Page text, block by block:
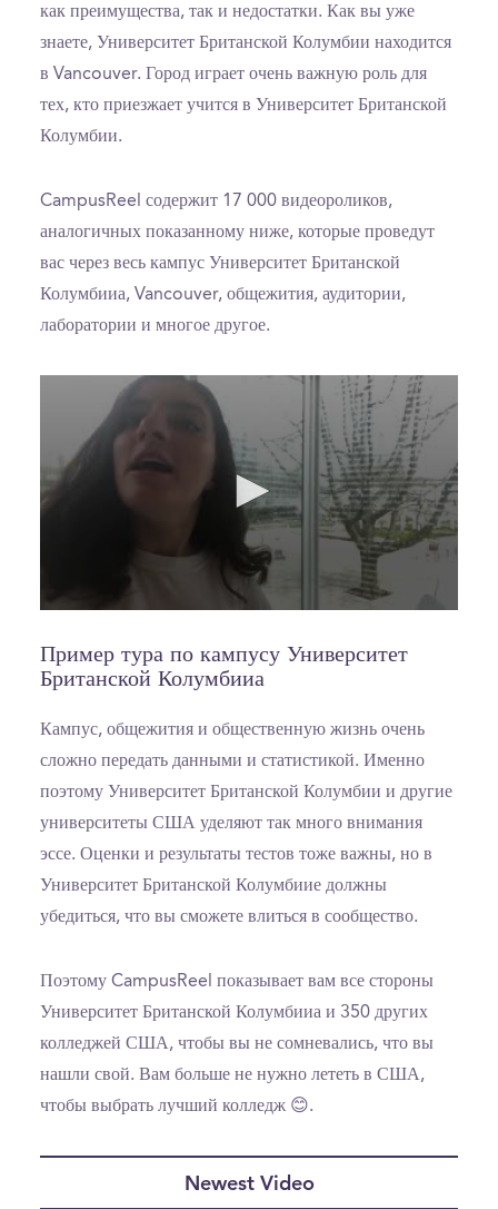
как преимущества, так и недостатки. Как вы уже
знаете, Университет Британской Колумбии находится
в Vancouver. Город играет очень важную роль для
тех, кто приезжает учится в Университет Британской
Колумбии.
CampusReel содержит 17 000 видеороликов,
аналогичных показанному ниже, которые проведут
вас через весь кампус Университет Британской
Колумбииа, Vancouver, общежития, аудитории,
лаборатории и многое другое.
of
0
seconds
Пример тура по кампусу Университет
Британской Колумбииа
Кампус, общежития и общественную жизнь очень
сложно передать данными и статистикой. Именно
поэтому Университет Британской Колумбии и другие
университеты США уделяют так много внимания
эссе. Оценки и результаты тестов тоже важны, но в
Университет Британской Колумбиие должны
убедиться, что вы сможете влиться в сообщество.
Поэтому CampusReel показывает вам все стороны
Университет Британской Колумбииа и 350 других
колледжей США, чтобы вы не сомневались, что вы
нашли свой. Вам больше не нужно лететь в США,
чтобы выбрать лучший колледж 😊.
Newest Video